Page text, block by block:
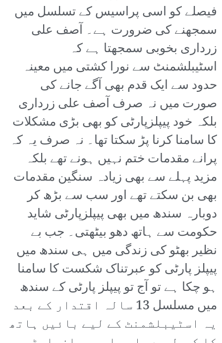
فیصلے کو اسی پراسیس کے تسلسل میں
سمجھنے کی ضرورت ہے۔ آصف علی
زرداری بخوبی سمجھتا ہے کہ
اسٹیبلشمنٹ سے نورا کشتی میں معینہ
حدود سے ایک قدم بھی آگے جانے کی
صورت میں نہ صرف آصف علی زرداری
بلکہ خود پیپلزپارٹی کو بھی بڑی مشکلات
کا سامنا کرنا پڑ سکتا تھا۔ نہ صرف یہ کہ
پرانے مقدمات ختم نہیں ہونے تھے بلکہ
مزید پہلے سے بھی زیادہ سنگین مقدمات
بھی بن سکتے تھے اور سب سے بڑھ کر
دوبارہ سندھ میں بھی پیپلزپارٹی شاید
حکومت سے ہاتھ دھو بیٹھتی۔ جب بے
نظیر بھٹو کی زندگی میں ہی سندھ میں
پیپلز پارٹی کو عبرتناک شکست کا سامنا
ہو چکا ہے تو آج تو پیپلز پارٹی کے سندھ
میں مسلسل 13 سالہ اقتدار کے بعد
یہ اسٹیبلشمنٹ کے لیے بائیں ہاتھ